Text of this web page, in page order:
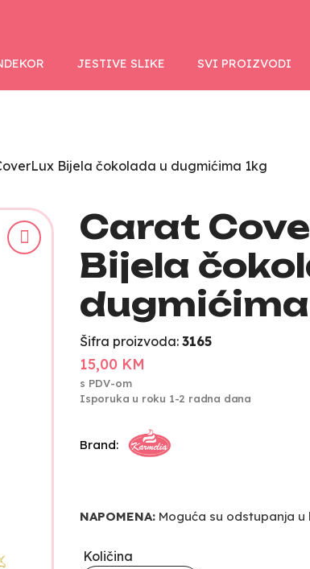
JESTIVE SLIKE SVI PROIZVODI
Bijela čokolada u dugmićima 1kg
Carat
Bijela
dugmićima
Šifra proizvoda: 3165
15,00 KM
s PDV-om
Isporuka u roku 1-2 radna dana
Brand:
NAPOMENA: Moguća su odstupanja
Količina